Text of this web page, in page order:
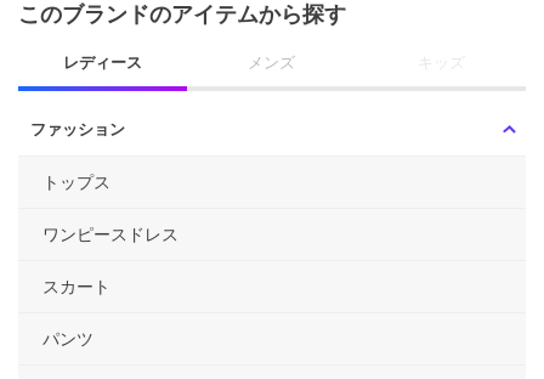
このブランドのアイテムから探す
レディース メンズ キッズ
ファッション
トップス
ワンピースドレス
スカート
パンツ